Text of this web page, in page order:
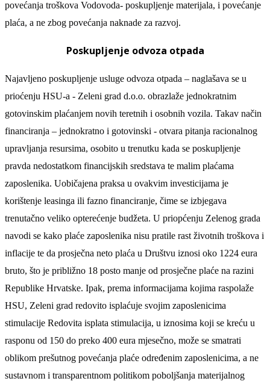
povećanja troškova Vodovoda- poskupljenje materijala, i povećanje
plaća, a ne zbog povećanja naknade za razvoj.
Poskupljenje odvoza otpada
Najavljenoposkupljenje usluge odvoza otpada – naglašava se u
prioćenju HSU-a - Zeleni grad d.o.o. obrazlažejednokratnim
gotovinskim plaćanjem novih teretnih i osobnih vozila. Takav način
financiranja – jednokratno i gotovinski - otvara pitanja racionalnog
upravljanja resursima, osobito u trenutku kada se poskupljenje
pravda nedostatkom financijskih sredstava te malim plaćama
zaposlenika. Uobičajena praksa u ovakvim investicijama je
korištenje leasinga ili fazno financiranje, čime se izbjegava
trenutačno veliko opterećenje budžeta. U priopćenju Zelenog grada
navodi se kako plaće zaposlenika nisu pratile rast životnih troškova i
inflacije te da prosječna neto plaća u Društvu iznosi oko 1224 eura
bruto, što je približno 18 postomanje od prosječne plaće na razini
Republike Hrvatske. Ipak, prema informacijama kojima raspolaže
HSU, Zeleni grad redovito isplaćuje svojim zaposlenicima
stimulacije Redovita isplata stimulacija, u iznosima koji se kreću u
rasponu od 150 do preko 400 eura mjesečno, može se smatrati
oblikom prešutnog povećanja plaće određenim zaposlenicima, a ne
sustavnom i transparentnom politikom poboljšanja materijalnog